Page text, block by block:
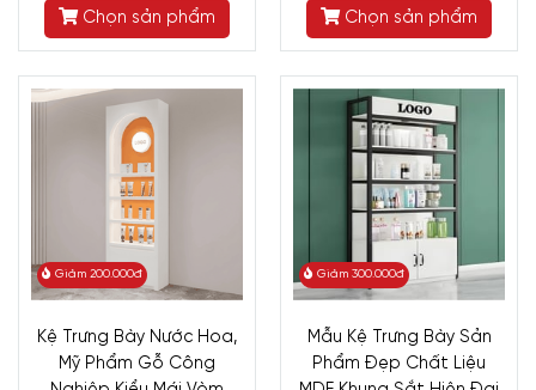
Chọn sản phẩm Chọn sản phẩm
Giảm 200.000đ
Kệ Trưng Bày Nước Hoa,
Mỹ Phẩm Gỗ Công
Giảm 300.000đ
Mẫu Kệ Trưng Bày Sản
Phẩm Đẹp Chất Liệu